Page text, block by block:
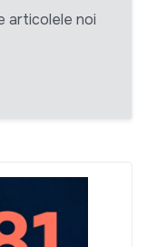
articolele noi